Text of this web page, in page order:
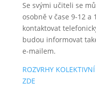
Se svými učiteli se
osobně v čase 9-12 a
kontaktovat
budou informovat
e-mailem.
ROZVRHY
ZDE